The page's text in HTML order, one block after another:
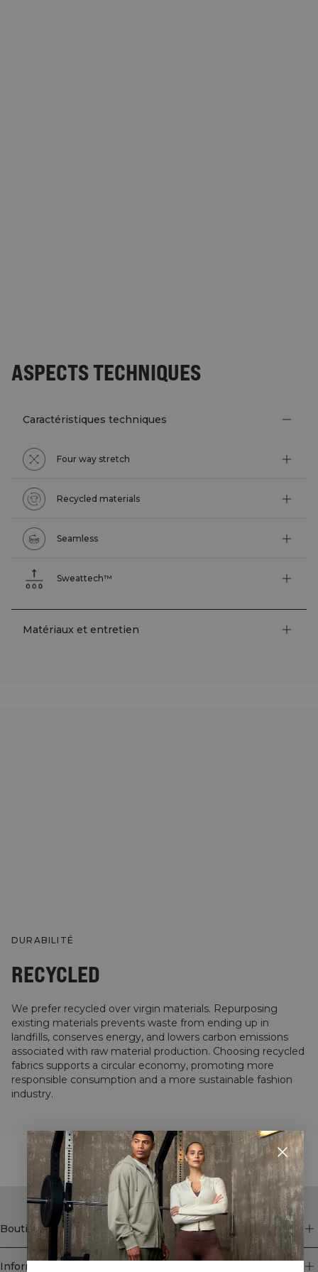
ASPECTS TECHNIQUES
Caractéristiques techniques
Four way stretch
Recycled materials
Seamless
Sweattech™
Matériaux et entretien
DURABILITÉ
RECYCLED
We prefer recycled over virgin materials. Repurposing
existing materials prevents waste from ending up in
landfills, conserves energy, and lowers carbon emissions
associated with raw material production. Choosing recycled
fabrics supports a circular economy, promoting more
responsible consumption and a more sustainable fashion
industry.
STYLE WITH
Boutique
Information